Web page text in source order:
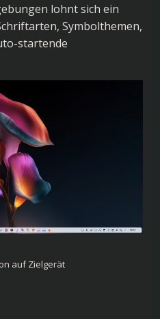
lohnt sich ein
Symbolthemen,
startende
auf Zielgerät